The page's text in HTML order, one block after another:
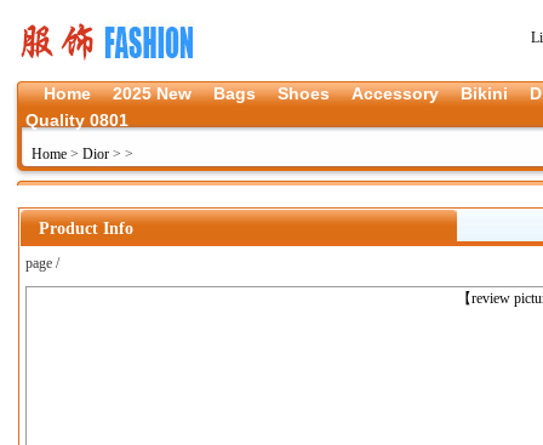
Home 2025 New Bags Shoes Accessory Bikini
Quality 0801
Home > Dior > >
Product Info
page /
【review
上一张